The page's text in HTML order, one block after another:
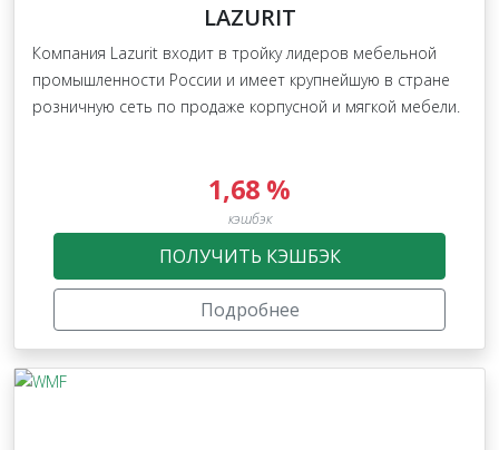
LAZURIT
Компания Lazurit входит в тройку лидеров мебельной
промышленности России и имеет крупнейшую в стране
розничную сеть по продаже корпусной и мягкой мебели.
1,68 %
кэшбэк
ПОЛУЧИТЬ КЭШБЭК
Подробнее